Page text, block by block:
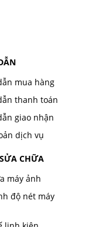
mua hàng
thanh toán
giao nhận
dịch vụ
CHỮA
máy ảnh
độ nét máy